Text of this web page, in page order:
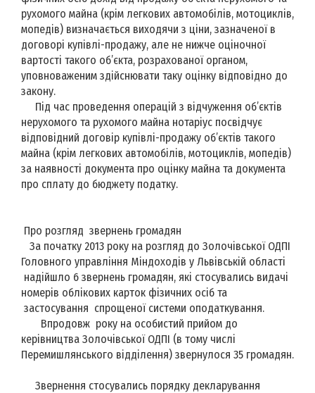
рухомого майна (крім легкових автомобілів, мотоциклів,
мопедів) визначається виходячи з ціни, зазначеної в
договорі купівлі-продажу, але не нижче оціночної
вартості такого об’єкта, розрахованої органом,
уповноваженим здійснювати таку оцінку відповідно до
закону.
Під час проведення операцій з відчуження об’єктів
нерухомого та рухомого майна нотаріус посвідчує
відповідний договір купівлі-продажу об’єктів такого
майна (крім легкових автомобілів, мотоциклів, мопедів)
за наявності документа про оцінку майна та документа
про сплату до бюджету податку.
Про розгляд звернень громадян
За початку 2013 року на розгляд до Золочівської ОДПІ
Головного управління Міндоходів у Львівській області
надійшло 6 звернень громадян, які стосувались видачі
номерів облікових карток фізичних осіб та
застосування спрощеної системи оподаткування.
Впродовж року на особистий прийом до
керівництва Золочівської ОДПІ (в тому числі
Перемишлянського відділення) звернулося 35 громадян.
Звернення стосувались порядку декларування